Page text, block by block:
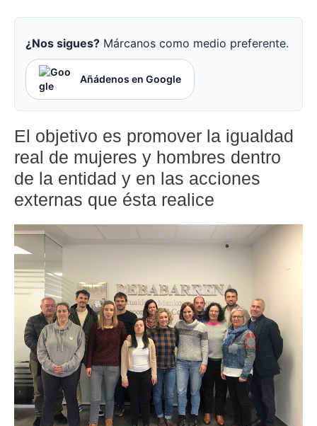
¿Nos sigues? Márcanos como medio preferente.
Añádenos en Google
El objetivo es promover la igualdad
real de mujeres y hombres dentro
de la entidad y en las acciones
externas que ésta realice